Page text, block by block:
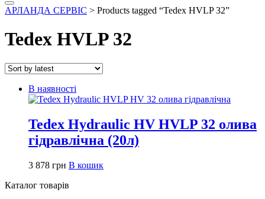
АРЛАНДА СЕРВІС > Products tagged “Tedex HVLP 32”
Tedex HVLP 32
В наявності
Tedex Hydraulic HV HVLP 32 олива
гідравлічна (20л)
3 878 грн В кошик
Каталог товарів